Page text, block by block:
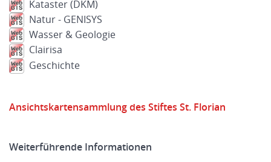
Kataster (DKM)
Natur - GENISYS
Wasser & Geologie
Clairisa
Geschichte
Ansichtskartensammlung des Stiftes St. Florian
Weiterführende Informationen